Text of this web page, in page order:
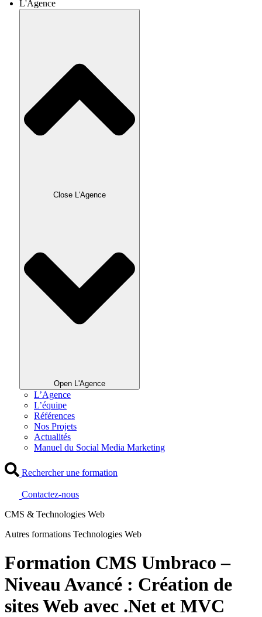
L'Agence
Close L'Agence
Open L'Agence
L’Agence
L’équipe
Références
Nos Projets
Actualités
Manuel du Social Media Marketing
Rechercher une formation
Contactez-nous
CMS & Technologies Web
Autres formations Technologies Web
Formation CMS Umbraco –
Niveau Avancé : Création de
sites Web avec .Net et MVC